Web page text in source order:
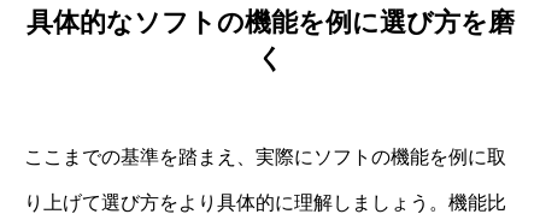
具体的なソフトの機能を例に選び方を磨
く
ここまでの基準を踏まえ、実際にソフトの機能を例に取
り上げて選び方をより具体的に理解しましょう。機能比